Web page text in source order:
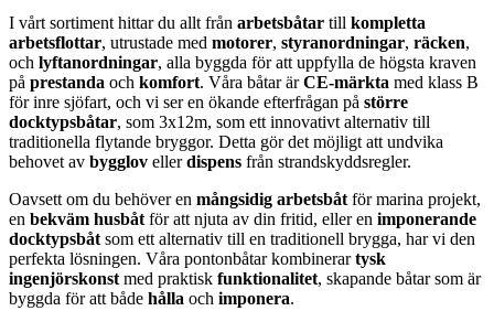
I vårt sortiment hittar du allt från arbetsbåtar till kompletta
arbetsflottar, utrustade med motorer, styranordningar, räcken,
och lyftanordningar, alla byggda för att uppfylla de högsta kraven
på prestanda och komfort. Våra båtar ärCE-märkta med klass B
för inre sjöfart, och vi ser en ökande efterfrågan på större
docktypsbåtar, som 3x12m, som ett innovativt alternativ till
traditionella flytande bryggor. Detta gör det möjligt att undvika
behovet av bygglov ellerdispens från strandskyddsregler.
Oavsett om du behöver en mångsidig arbetsbåt för marina projekt,
en bekväm husbåt för att njuta av din fritid, eller en imponerande
docktypsbåt som ett alternativ till en traditionell brygga, har vi den
perfekta lösningen. Våra pontonbåtar kombinerartysk
ingenjörskonst med praktisk funktionalitet, skapande båtar som är
byggda för att både hålla och imponera.